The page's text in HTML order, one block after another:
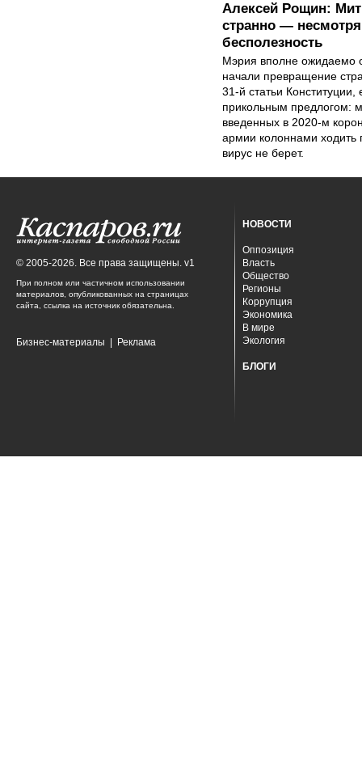
Алексей Рощин:
странно —
бесполезность
Мэрия вполне ожидаемо
начали превращение
31-й статьи
прикольным предлогом:
введенных в 2020-м
армии колоннами
вирус не берет.
© 2005-2026. Все права защищены. v1
При полном или частичном использовании
материалов, опубликованных на страницах
сайта, ссылка на источник обязательна.
Бизнес-материалы Реклама
НОВОСТИ
Оппозиция
Власть
Общество
Регионы
Коррупция
Экономика
В мире
Экология
БЛОГИ